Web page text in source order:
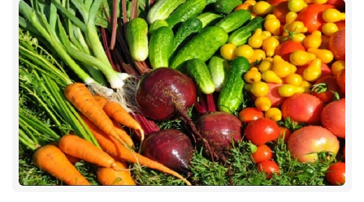
Впервые! Школьная коллекция от
Бароши
ЛЕНУSЯ
Забудьте о мятых углах и порванных